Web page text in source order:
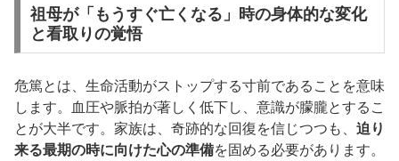
祖母が「もうすぐ亡くなる」時の身体的な変化
と看取りの覚悟
危篤とは、生命活動がストップする寸前であることを意味
します。血圧や脈拍が著しく低下し、意識が朦朧とするこ
とが大半です。家族は、奇跡的な回復を信じつつも、 迫り
来る最期の時に向けた心の準備を固める必要があります。